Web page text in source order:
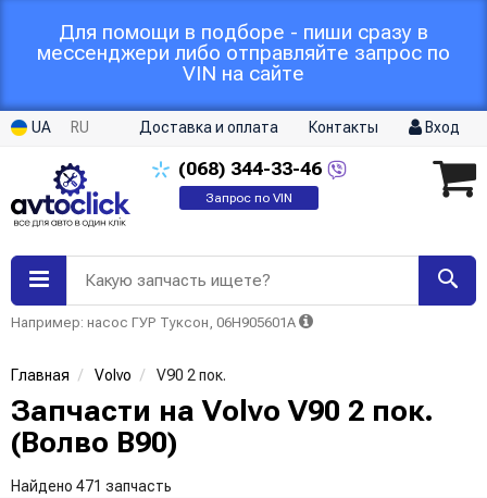
Для помощи в подборе - пиши сразу в
мессенджери либо отправляйте запрос по
VIN на сайте
UA RU Доставка и оплата Контакты Вход
(068) 344-33-46
Запрос по VIN
Какую запчасть ищете?
Например: насос ГУР Туксон, 06H905601A
Главная Volvo V90 2 пок.
Запчасти на Volvo V90 2 пок.
(Волво В90)
Найдено 471 запчасть